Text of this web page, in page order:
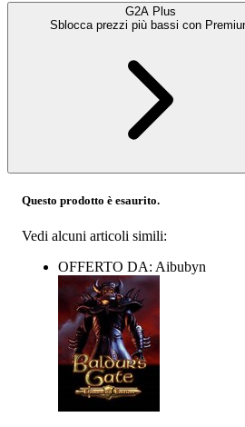
G2A Plus
Sblocca prezzi più bassi con
Questo prodotto è esaurito.
Vedi alcuni articoli simili:
OFFERTO DA: Aibubyn